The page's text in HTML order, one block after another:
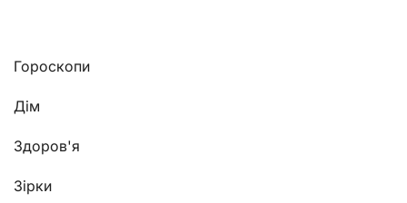
Гороскопи
Дім
Здоров'я
Зірки